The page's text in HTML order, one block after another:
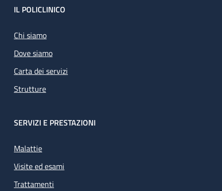
Footer
IL POLICLINICO
Chi siamo
Dove siamo
Carta dei servizi
Strutture
SERVIZI E PRESTAZIONI
Malattie
Visite ed esami
Trattamenti